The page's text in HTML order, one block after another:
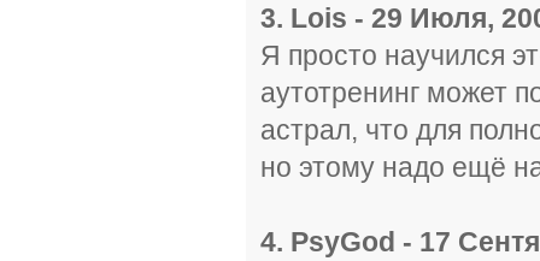
3. Lois - 29 Июля,
Я просто научился
аутотренинг может
астрал, что для
но этому надо ещё
4. PsyGod - 17